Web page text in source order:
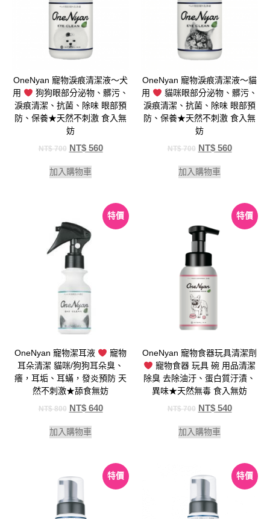
OneNyan 寵物淚痕清潔液～犬
用
狗狗眼部分泌物、髒污、
淚痕清潔、抗菌、除味 眼部預
防、保養★天然不刺激 食入無
妨
NT$700 NT$560
加入購物車
OneNyan 寵物淚痕清潔液～貓
用
貓咪眼部分泌物、髒污、
淚痕清潔、抗菌、除味 眼部預
防、保養★天然不刺激 食入無
妨
NT$700 NT$560
加入購物車
特價
OneNyan 寵物潔耳液
寵物
耳朵清潔 貓咪/狗狗耳朵臭、
癢，耳垢、耳蟎，發炎預防 天
然不刺激★舔食無妨
NT$800 NT$640
加入購物車
特價
OneNyan 寵物食器玩具清潔劑
寵物食器 玩具 碗 用品清潔
除臭 去除油汙、蛋白質汙漬、
異味★天然無毒 食入無妨
NT$700 NT$540
加入購物車
特價 特價